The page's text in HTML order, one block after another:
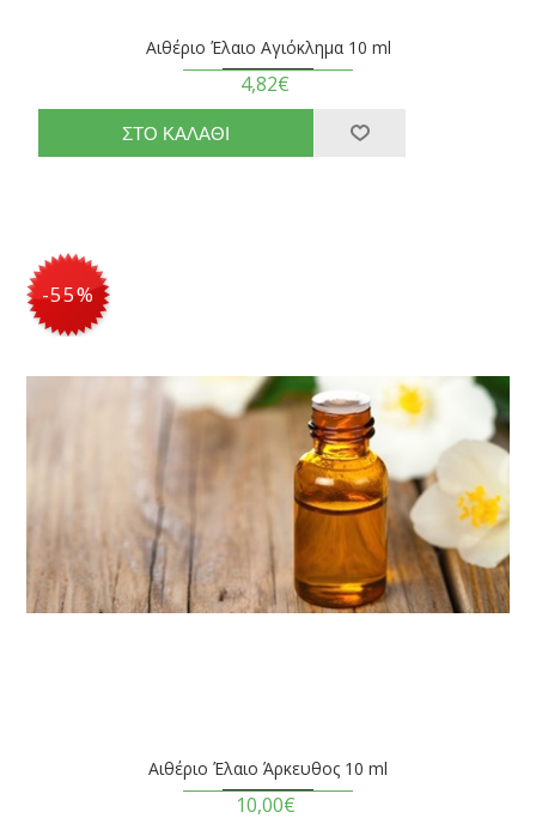
Αιθέριο Έλαιο Αγιόκλημα 10 ml
4,82€
-55%
Αιθέριο Έλαιο Άρκευθος 10 ml
10,00€